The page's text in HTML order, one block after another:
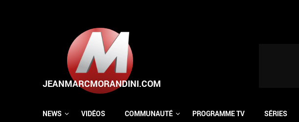
NEWS VIDÉOS COMMUNAUTÉ PROGRAMME TV SÉRIES